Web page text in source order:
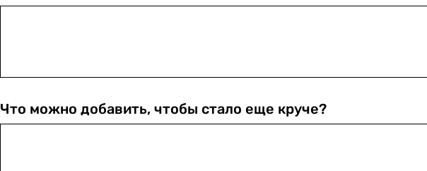
Что можно добавить, чтобы стало еще круче?